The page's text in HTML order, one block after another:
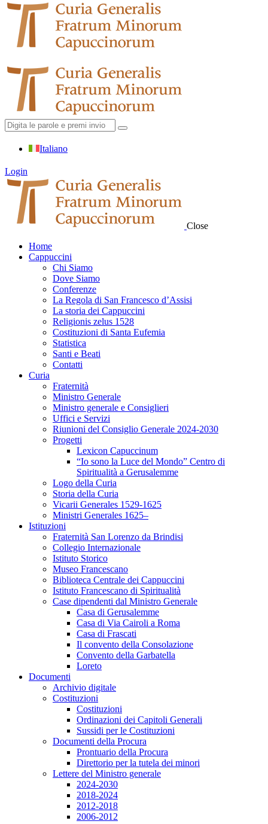
Italiano
Login
Close
Home
Cappuccini
Chi Siamo
Dove Siamo
Conferenze
La Regola di San Francesco d’Assisi
La storia dei Cappuccini
Religionis zelus 1528
Costituzioni di Santa Eufemia
Statistica
Santi e Beati
Contatti
Curia
Fraternità
Ministro Generale
Ministro generale e Consiglieri
Uffici e Servizi
Riunioni del Consiglio Generale 2024-2030
Progetti
Lexicon Capuccinum
“Io sono la Luce del Mondo” Centro di
Spiritualità a Gerusalemme
Logo della Curia
Storia della Curia
Vicarii Generales 1529-1625
Ministri Generales 1625–
Istituzioni
Fraternità San Lorenzo da Brindisi
Collegio Internazionale
Istituto Storico
Museo Francescano
Biblioteca Centrale dei Cappuccini
Istituto Francescano di Spiritualità
Case dipendenti dal Ministro Generale
Casa di Gerusalemme
Casa di Via Cairoli a Roma
Casa di Frascati
Il convento della Consolazione
Convento della Garbatella
Loreto
Documenti
Archivio digitale
Costituzioni
Costituzioni
Ordinazioni dei Capitoli Generali
Sussidi per le Costituzioni
Documenti della Procura
Prontuario della Procura
Direttorio per la tutela dei minori
Lettere del Ministro generale
2024-2030
2018-2024
2012-2018
2006-2012